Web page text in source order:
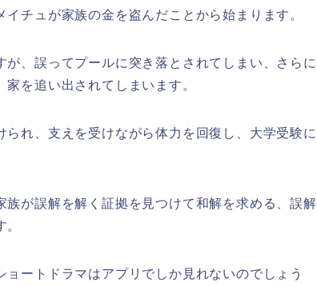
イチュが家族の金を盗んだことから始まります。
、誤ってプールに突き落とされてしまい、さらに
を追い出されてしまいます。
れ、支えを受けながら体力を回復し、大学受験に
が誤解を解く証拠を見つけて和解を求める、誤解
ョートドラマはアプリでしか見れないのでしょう